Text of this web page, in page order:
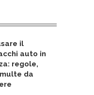
il
auto in
regole,
da